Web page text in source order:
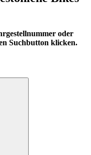
oder
Suchbutton klicken.